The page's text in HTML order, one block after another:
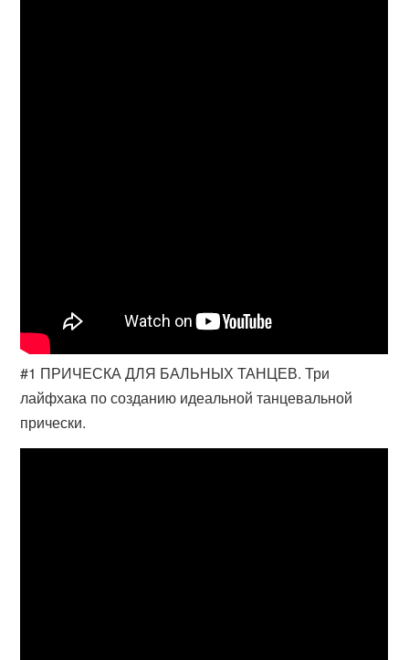
#1 ПРИЧЕСКА ДЛЯ БАЛЬНЫХ ТАНЦЕВ. Три
лайфхака по созданию идеальной танцевальной
прически.